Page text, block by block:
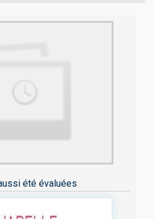
été évaluées